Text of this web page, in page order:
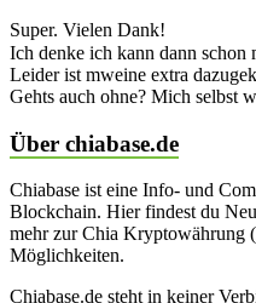
Super. Vielen Dank!
Ich denke ich kann dann schon
Leider ist mweine extra
Gehts auch ohne? Mich selbst
Über chiabase.de
Chiabase ist eine Info- und
Blockchain. Hier findest du
mehr zur Chia Kryptowährung
Möglichkeiten.
Chiabase.de steht in keiner